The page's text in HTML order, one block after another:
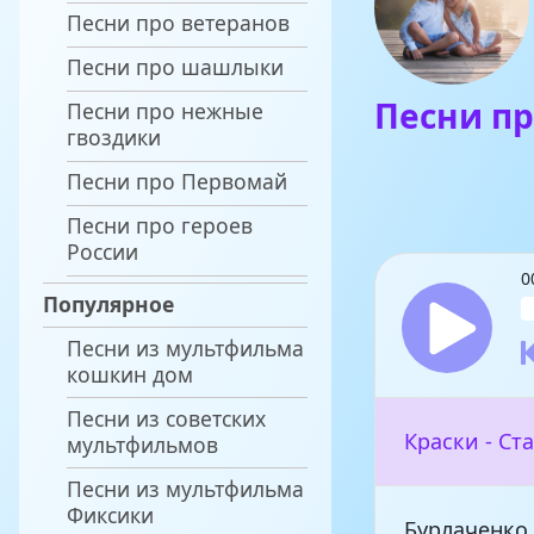
Песни про ветеранов
Песни про шашлыки
Песни про нежные
гвоздики
Песни про Первомай
Песни про героев
России
Популярное
Песни из мультфильма
кошкин дом
Песни из советских
мультфильмов
Песни из мультфильма
Фиксики
Песни
Краски -